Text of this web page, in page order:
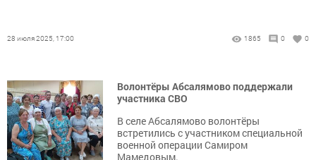
28 июля 2025, 17:00 1865 0 0
Волонтёры Абсалямово поддержали
участника СВО
В селе Абсалямово волонтёры
встретились с участником специальной
военной операции Самиром
Мамедовым.